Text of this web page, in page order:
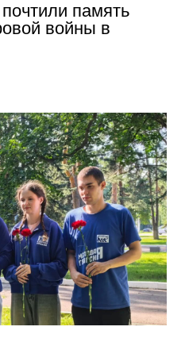
память
войны в